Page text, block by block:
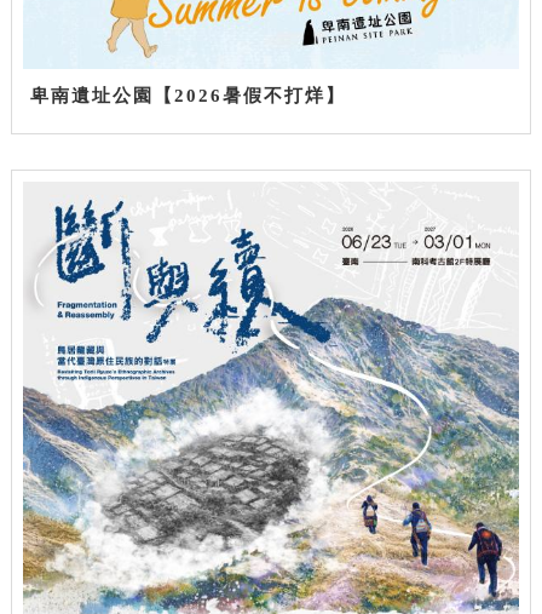
卑南遺址公園【2026暑假不打烊】